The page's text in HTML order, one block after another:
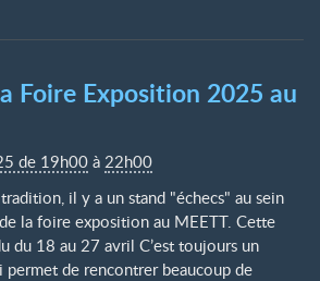
Foire Exposition 2025 au
de 19h00 à 22h00
il y a un stand "échecs" au sein
la foire exposition au MEETT. Cette
du 18 au 27 avril C’est toujours un
permet de rencontrer beaucoup de